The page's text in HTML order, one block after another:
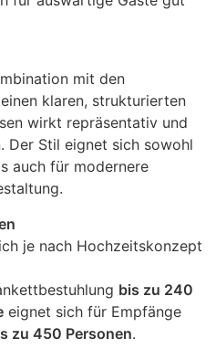
mit den
klaren, strukturierten
wirkt repräsentativ und
Der Stil eignet sich sowohl
auch für modernere
je nach Hochzeitskonzept
bis zu 240
eignet sich für Empfänge
zu 450 Personen.